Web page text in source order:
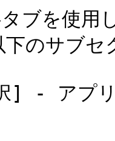
ブを使用
下のサブ
- アプリ